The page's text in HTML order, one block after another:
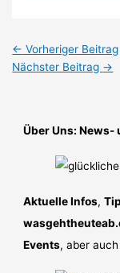
← Vorheriger Beitrag
Nächster Beitrag →
Über Uns: News-
Aktuelle Infos,
Events, aber